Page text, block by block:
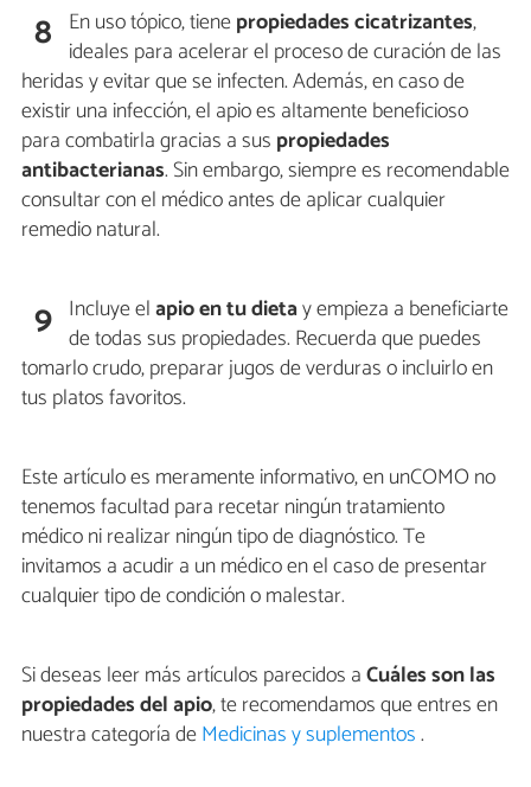
8 En uso tópico, tienepropiedades cicatrizantes,
ideales para acelerar el proceso de curación de las
heridas y evitar que se infecten. Además, en caso de
existir una infección, el apio es altamente beneficioso
para combatirla gracias a sus propiedades
antibacterianas. Sin embargo, siempre es recomendable
consultar con el médico antes de aplicar cualquier
remedio natural.
9 Incluye elapio en tu dietay empieza a beneficiarte
de todas sus propiedades. Recuerda que puedes
tomarlo crudo, preparar jugos de verduras o incluirlo en
tus platos favoritos.
Este artículo es meramente informativo, en unCOMO no
tenemos facultad para recetar ningún tratamiento
médico ni realizar ningún tipo de diagnóstico. Te
invitamos a acudir a un médico en el caso de presentar
cualquier tipo de condición o malestar.
Si deseas leer más artículos parecidos aCuáles son las
propiedades del apio, te recomendamos que entres en
nuestra categoría deMedicinas y suplementos.